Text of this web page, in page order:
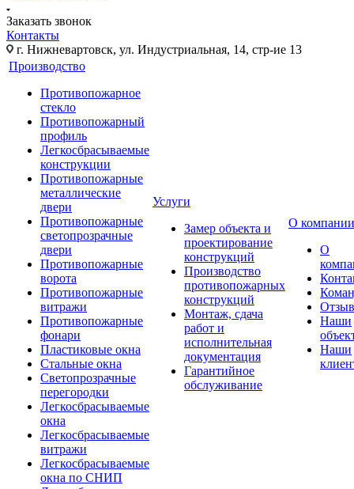
Заказать звонок
Контакты
г. Нижневартовск, ул. Индустриальная, 14, стр-ие 13
Производство
Противопожарное
стекло
Противопожарный
профиль
Легкосбрасываемые
конструкции
Противопожарные
металлические
двери
Противопожарные
светопрозрачные
двери
Противопожарные
ворота
Противопожарные
витражи
Противопожарные
фонари
Пластиковые окна
Стальные окна
Светопрозрачные
перегородки
Легкосбрасываемые
окна
Легкосбрасываемые
витражи
Легкосбрасываемые
окна по СНИП
Услуги
Замер объекта и
проектирование
конструкций
Производство
противопожарных
конструкций
Монтаж, сдача
работ и
исполнительная
документация
Гарантийное
обслуживание
О компании
О
Наши
Наши